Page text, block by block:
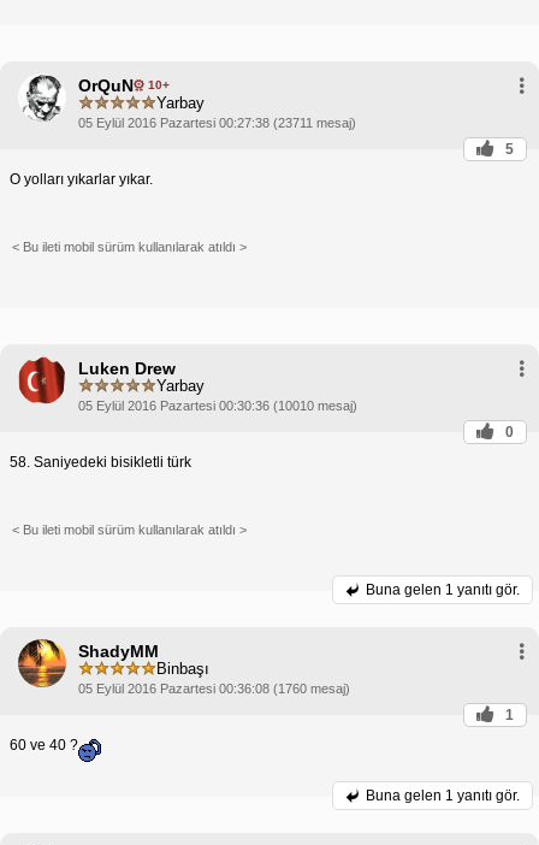
OrQuN 10+
Yarbay
05 Eylül 2016 Pazartesi 00:27:38 (23711 mesaj)
5
O yolları yıkarlar yıkar.
< Bu ileti mobil sürüm kullanılarak atıldı >
Luken Drew
Yarbay
05 Eylül 2016 Pazartesi 00:30:36 (10010 mesaj)
0
58. Saniyedeki bisikletli türk
< Bu ileti mobil sürüm kullanılarak atıldı >
Buna gelen 1 yanıtı gör.
ShadyMM
Binbaşı
05 Eylül 2016 Pazartesi 00:36:08 (1760 mesaj)
1
60 ve 40 ?
Buna gelen 1 yanıtı gör.